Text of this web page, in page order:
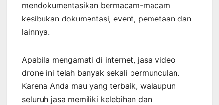
mendokumentasikan bermacam-macam
kesibukan dokumentasi, event, pemetaan dan
lainnya.
Apabila mengamati di internet, jasa video
drone ini telah banyak sekali bermunculan.
Karena Anda mau yang terbaik, walaupun
seluruh jasa memiliki kelebihan dan